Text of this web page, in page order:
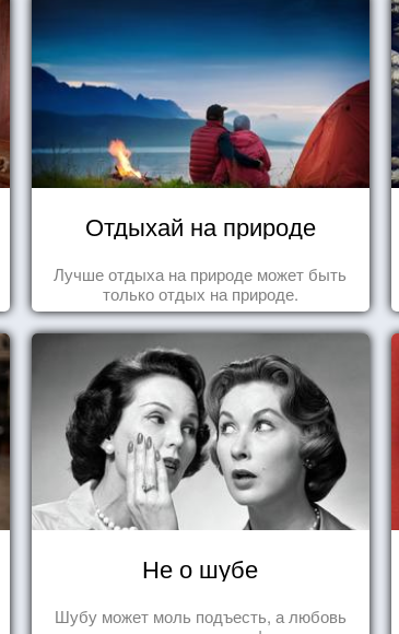
Отдыхай на природе
Лучше отдыха на природе может быть
только отдых на природе.
Не о шубе
Шубу может моль подъесть, а любовь